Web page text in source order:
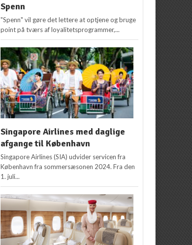
Spenn
"Spenn" vil gøre det lettere at optjene og bruge
point på tværs af loyalitetsprogrammer,...
Singapore Airlines med daglige
afgange til København
Singapore Airlines (SIA) udvider servicen fra
København fra sommersæsonen 2024. Fra den
1. juli...